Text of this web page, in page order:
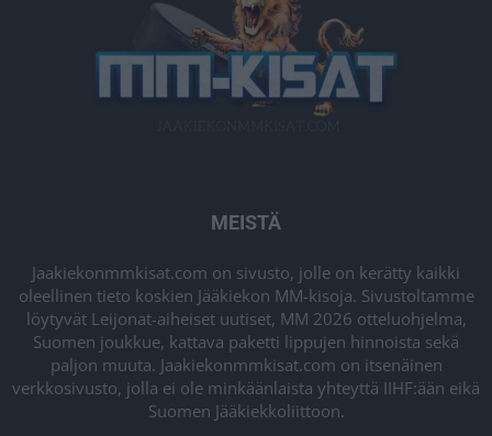
MEISTÄ
Jaakiekonmmkisat.com on sivusto, jolle on kerätty kaikki
oleellinen tieto koskien Jääkiekon MM-kisoja. Sivustoltamme
löytyvät Leijonat-aiheiset uutiset, MM 2026 otteluohjelma,
Suomen joukkue, kattava paketti lippujen hinnoista sekä
paljon muuta. Jaakiekonmmkisat.com on itsenäinen
verkkosivusto, jolla ei ole minkäänlaista yhteyttä IIHF:ään eikä
Suomen Jääkiekkoliittoon.